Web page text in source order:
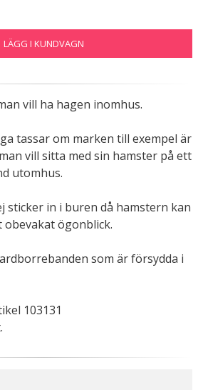
LÄGG I KUNDVAGN
vill ha hagen inomhus.
tassar om marken till exempel är
vill sitta med sin hamster på ett
utomhus.
sticker in i buren då hamstern kan
obevakat ögonblick.
som är försydda i
103131